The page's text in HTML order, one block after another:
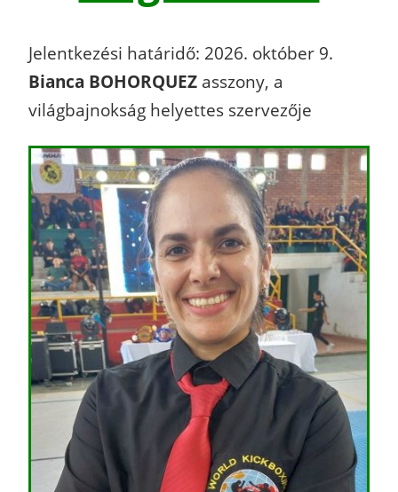
Jelentkezési határidő: 2026. október 9.
Bianca BOHORQUEZ asszony, a
világbajnokság helyettes szervezője